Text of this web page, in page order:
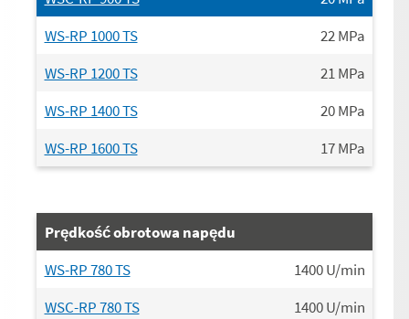
WS-RP 1000 TS
22MPa
WS-RP 1200 TS
21MPa
WS-RP 1400 TS
20MPa
WS-RP 1600 TS
17MPa
Prędkość obrotowa napędu
WS-RP 780 TS
1400U/min
WSC-RP 780 TS
1400U/min